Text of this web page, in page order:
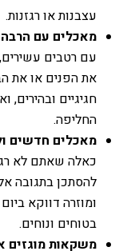
עצבנות או רגזנות.
מאכלים עם הרבה
עם רטבים
את הפנים או את
חגיגיים
החליפה.
מאכלים חדשים
כאלה שאתם לא
להסתכן בתגובה
ומוזרה דווקא
בטוחים ונוחים.
משקאות מוגזים